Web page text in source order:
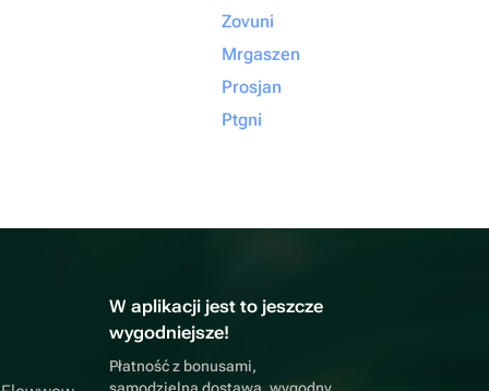
Zovuni
Mrgaszen
Prosjan
Ptgni
W aplikacji jest to jeszcze
wygodniejsze!
Płatność z bonusami,